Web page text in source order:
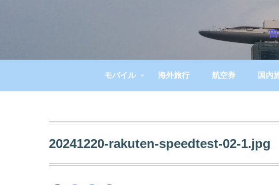
モバイル 海外旅行 航空券 国内
20241220-rakuten-speedtest-02-1.jpg